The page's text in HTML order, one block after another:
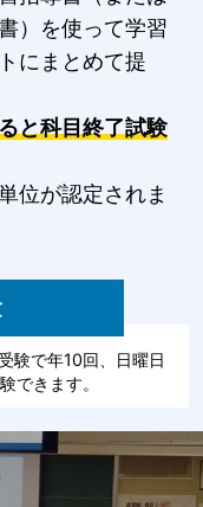
）を使って学習
にまとめて提
と科目終了試験
位が認定されま
験で年10回、日曜日
できます。